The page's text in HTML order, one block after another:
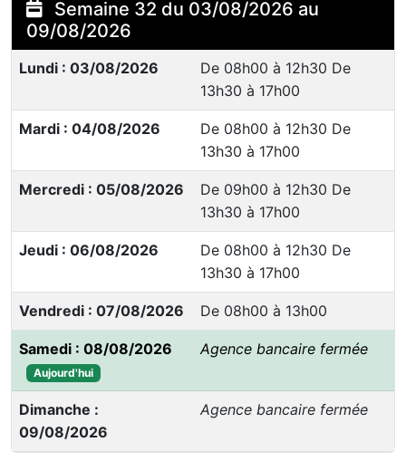
Semaine 32 du 03/08/2026 au
09/08/2026
Lundi : 03/08/2026
De 08h00 à 12h30 De
13h30 à 17h00
Mardi : 04/08/2026
De 08h00 à 12h30 De
13h30 à 17h00
Mercredi : 05/08/2026
De 09h00 à 12h30 De
13h30 à 17h00
Jeudi : 06/08/2026
De 08h00 à 12h30 De
13h30 à 17h00
Vendredi : 07/08/2026 De 08h00 à 13h00
Samedi : 08/08/2026
Aujourd'hui
Agence bancaire fermée
Dimanche :
09/08/2026
Agence bancaire fermée